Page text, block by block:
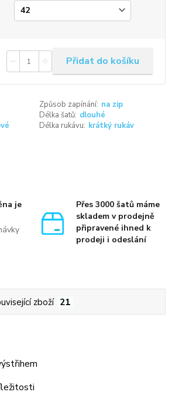
Přidat do košíku
Způsob zapínání: na zip
Délka šatů: dlouhé
Délka rukávu: krátký rukáv
je
Přes 3000 šatů máme
skladem v prodejně
připravené ihned k
prodeji i odeslání
zboží 21